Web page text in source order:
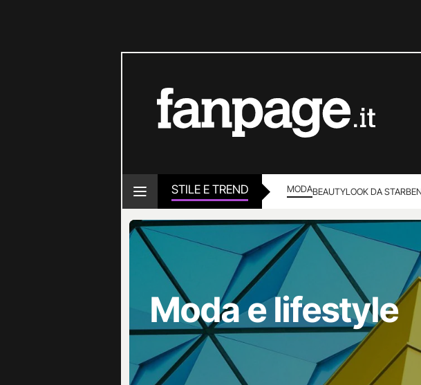
STILE E TREND MODABEAUTYLOOK DA STAR
Moda e lifestyle